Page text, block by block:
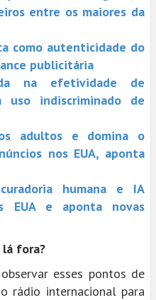
entre os maiores da
como autenticidade do
publicitária
na efetividade de
uso indiscriminado de
adultos e domina o
nos EUA, aponta
humana e IA
EUA e aponta novas
lá fora?
esses pontos de
rádio internacional para